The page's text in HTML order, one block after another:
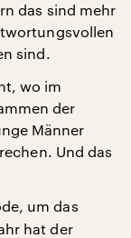
das sind mehr
sind.
wo im
der
Männer
Und das
um das
hat der